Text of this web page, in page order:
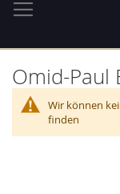
Omid-Paul
Wir können
finden